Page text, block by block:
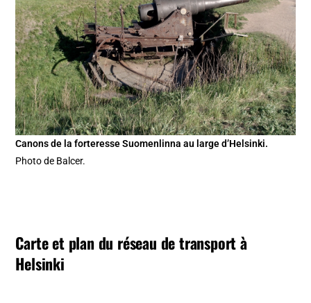
Canons de la forteresse Suomenlinna au large d’Helsinki.
Photo de Balcer.
Carte et plan du réseau de transport à
Helsinki